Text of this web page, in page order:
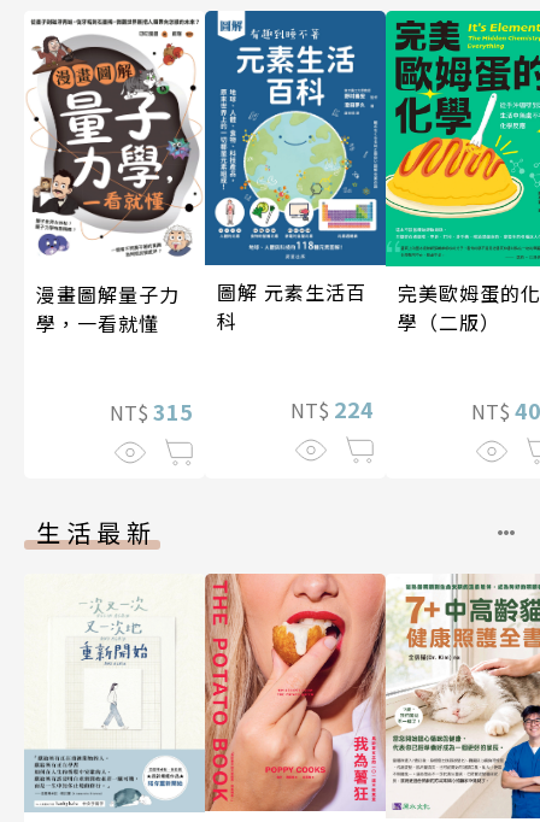
漫畫圖解量子力
學，一看就懂
NT$ 315
圖解 元素生活百
科
NT$ 224
完美歐姆蛋的化
學（二版）
NT$
生活最新